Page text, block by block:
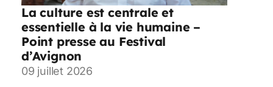
La culture est centrale et
essentielle à la vie humaine –
Point presse au Festival
d’Avignon
09 juillet 2026